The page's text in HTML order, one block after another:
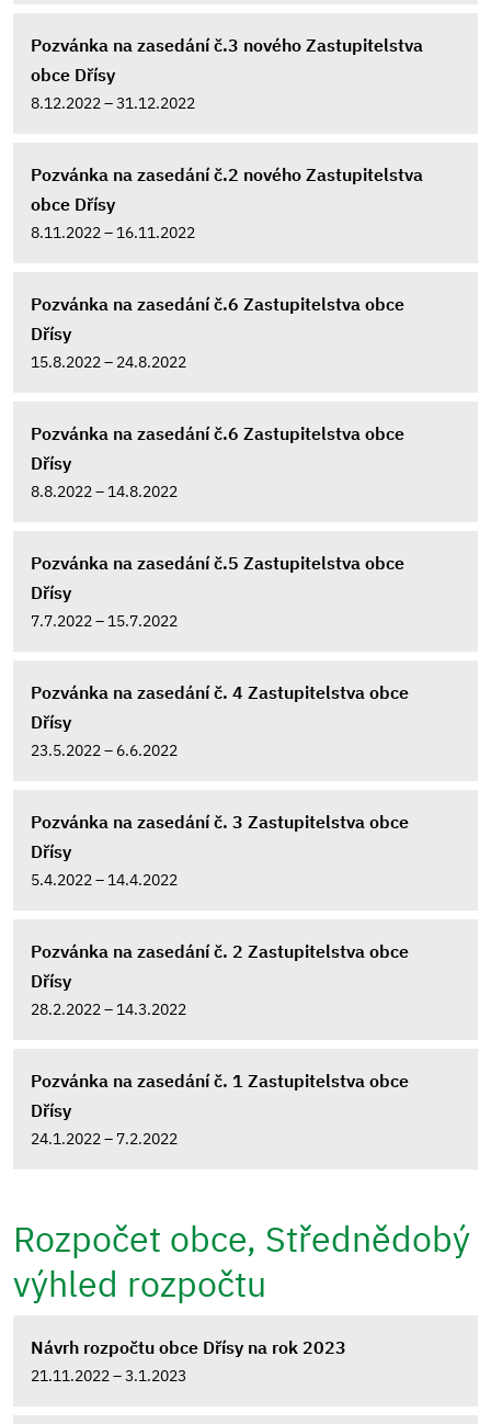
Pozvánka na zasedání č.3 nového Zastupitelstva
obce Dřísy
8.12.2022 – 31.12.2022
Pozvánka na zasedání č.2 nového Zastupitelstva
obce Dřísy
8.11.2022 – 16.11.2022
Pozvánka na zasedání č.6 Zastupitelstva obce
Dřísy
15.8.2022 – 24.8.2022
Pozvánka na zasedání č.6 Zastupitelstva obce
Dřísy
8.8.2022 – 14.8.2022
Pozvánka na zasedání č.5 Zastupitelstva obce
Dřísy
7.7.2022 – 15.7.2022
Pozvánka na zasedání č. 4 Zastupitelstva obce
Dřísy
23.5.2022 – 6.6.2022
Pozvánka na zasedání č. 3 Zastupitelstva obce
Dřísy
5.4.2022 – 14.4.2022
Pozvánka na zasedání č. 2 Zastupitelstva obce
Dřísy
28.2.2022 – 14.3.2022
Pozvánka na zasedání č. 1 Zastupitelstva obce
Dřísy
24.1.2022 – 7.2.2022
Rozpočet obce, Střednědobý
výhled rozpočtu
Návrh rozpočtu obce Dřísy na rok 2023
21.11.2022 – 3.1.2023